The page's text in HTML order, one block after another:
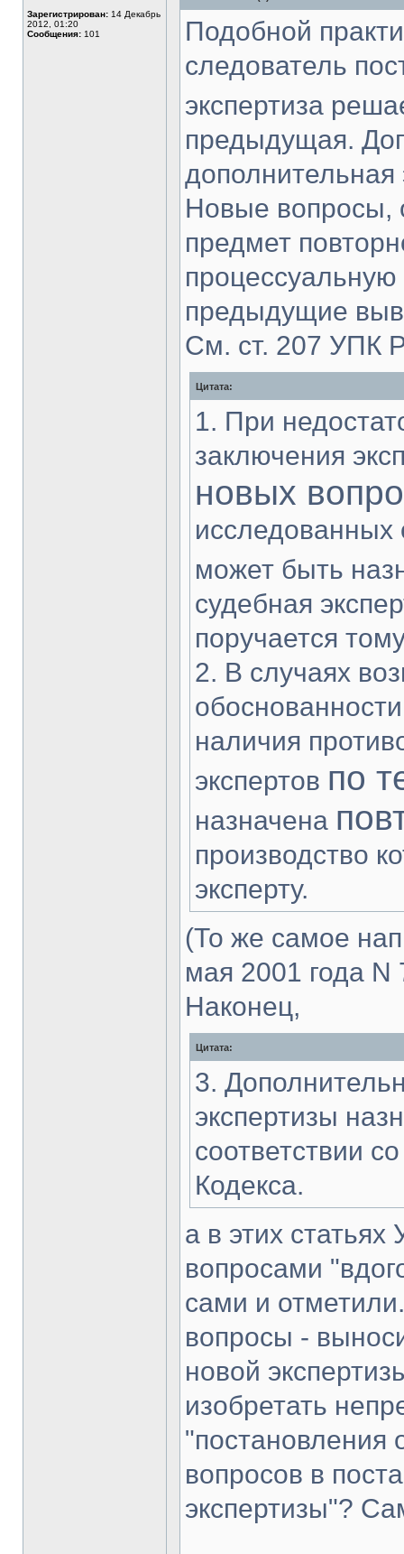
сети
Зарегистрирован: 14 Декабрь
2012, 01:20
Сообщения: 101
Подобной
следователь
экспертиза
предыдущая.
дополнительная
Новые вопросы,
предмет
предыдущие
См. ст. 207 УПК
Цитата:
1. При
заключения
новых
исследованных
может быть
судебная
поручается
2. В случаях
наличия
экспертов по
назначена
производство
эксперту.
(То же самое
мая 2001 года
Наконец,
Цитата:
3.
экспертизы
соответствии
Кодекса.
а в этих
вопросами
сами и
вопросы -
новой
изобретать
"постановления
вопросов в
экспертизы"?